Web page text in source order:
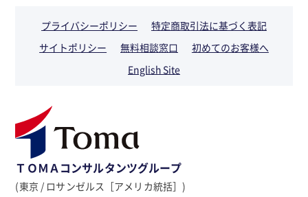
プライバシーポリシー
特定商取引法に基づく表記
サイトポリシー
無料相談窓口
初めてのお客様へ
English Site
ＴＯＭＡコンサルタンツグループ
(東京 / ロサンゼルス［アメリカ統括］)